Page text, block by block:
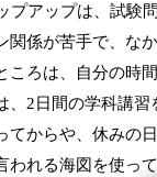
プアップは、試験
関係が苦手で、な
ころは、自分の時
2 日間の学科講
てからや、休みの
われる海図を使って